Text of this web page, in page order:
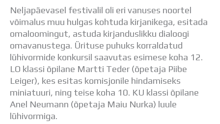
Koorilaul
ÕPPETÖÖ
Tunniplaan
Aastaplaan
Õppekava
Ainepassid
Huviringid
Õpilastööd (UPT)
Distantsõpe
Kodukord
Neljapäevasel festivalil oli eri vanuses noortel
võimalus muu hulgas kohtuda kirjanikega, esitada
omaloomingut, astuda kirjanduslikku dialoogi
omavanustega. Ürituse puhuks korraldatud
lühivormide konkursil saavutas esimese koha 12.
LO klassi õpilane Martti Teder (õpetaja Piibe
Leiger), kes esitas komisjonile hindamiseks
miniatuuri, ning teise koha 10. KU klassi õpilane
Anel Neumann (õpetaja Maiu Nurka) luule
lühivormiga.